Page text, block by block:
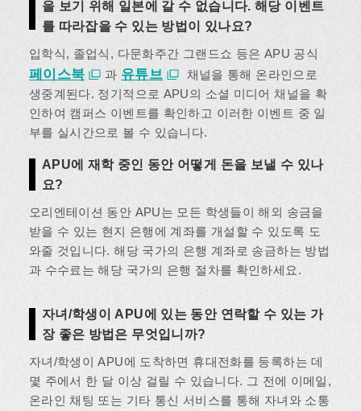
을 보기 위해 일본에 갈 수 없습니다. 해당 이벤트
를 따라잡을 수 있는 방법이 있나요?
입학식, 졸업식, 다문화주간 그랜드쇼 등은 APU 공식
페이스북 과 유튜브
채널을 통해 온라인으로
생중계된다. 정기적으로 APU의 소셜 미디어 채널을 확
인하여 캠퍼스 이벤트를 확인하고 이러한 이벤트 중 일
부를 실시간으로 볼 수 있습니다.
APU에 재학 중인 동안 어떻게 돈을 보낼 수 있나
요?
오리엔테이션 동안 APU는 모든 학생들이 해외 송금을
받을 수 있는 현지 은행에 계좌를 개설할 수 있도록 도
와줄 것입니다. 해당 국가의 은행 계좌로 송금하는 방법
과 수수료는 해당 국가의 은행 절차를 확인하세요.
자녀/학생이 APU에 있는 동안 연락할 수 있는 가
장 좋은 방법은 무엇입니까?
자녀/학생이 APU에 도착하면 휴대전화를 등록하는 데
몇 주에서 한 달 이상 걸릴 수 있습니다. 그 전에 이메일,
온라인 채팅 또는 기타 통신 서비스를 통해 자녀와 소통